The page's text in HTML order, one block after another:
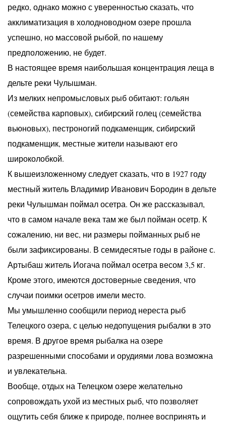
редко, однако можно с уверенностью сказать, что
акклиматизация в холодноводном озере прошла
успешно, но массовой рыбой, по нашему
предположению, не будет.
В настоящее время наибольшая концентрация леща в
дельте реки Чулышман.
Из мелких непромысловых рыб обитают: гольян
(семейства карповых), сибирский голец (семейства
вьюновых), пестроногий подкаменщик, сибирский
подкаменщик, местные жители называют его
широколобкой.
К вышеизложенному следует сказать, что в 1927 году
местный житель Владимир Иванович Бородин в дельте
реки Чулышман поймал осетра. Он же рассказывал,
что в самом начале века там же был пойман осетр. К
сожалению, ни вес, ни размеры пойманных рыб не
были зафиксированы. В семидесятые годы в районе с.
Артыбаш житель Иогача поймал осетра весом 3,5 кг.
Кроме этого, имеются достоверные сведения, что
случаи поимки осетров имели место.
Мы умышленно сообщили период нереста рыб
Телецкого озера, с целью недопущения рыбалки в это
время. В другое время рыбалка на озере
разрешенными способами и орудиями лова возможна
и увлекательна.
Вообще, отдых на Телецком озере желательно
сопровождать ухой из местных рыб, что позволяет
ощутить себя ближе к природе, полнее воспринять и